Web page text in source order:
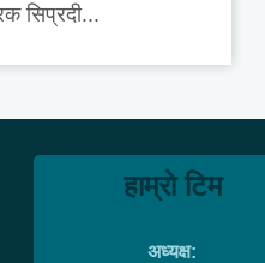
सिप्रदी...
हाम्राे टिम
अध्यक्ष: